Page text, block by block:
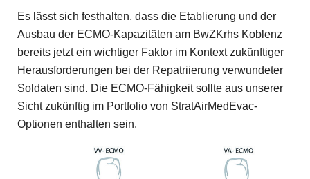
Es lässt sich festhalten, dass die Etablierung und der
Ausbau der ECMO-Kapazitäten am BwZKrhs Koblenz
bereits jetzt ein wichtiger Faktor im Kontext zukünftiger
Herausforderungen bei der Repatriierung verwundeter
Soldaten sind. Die ECMO-Fähigkeit sollte aus unserer
Sicht zukünftig im Portfolio von StratAirMedEvac-
Optionen enthalten sein.